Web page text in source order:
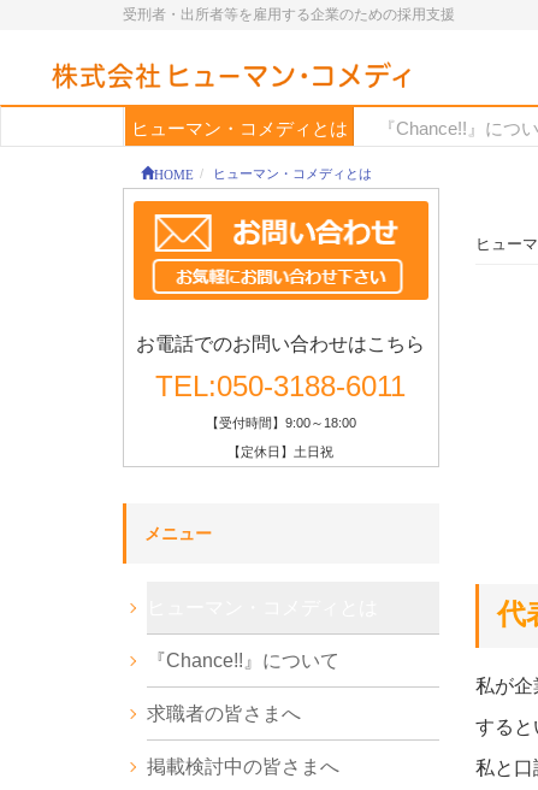
受刑者・出所者等を雇用する企業のための採用支援
ヒューマン・コメディとは 『Chance!!』につ
HOME ヒューマン・コメディとは
ヒュー
代
私が企
すると
私と口
お電話でのお問い合わせはこちら
TEL:050-3188-6011
【受付時間】9:00～18:00
【定休日】土日祝
メニュー
『Chance!!』について
求職者の皆さまへ
掲載検討中の皆さまへ